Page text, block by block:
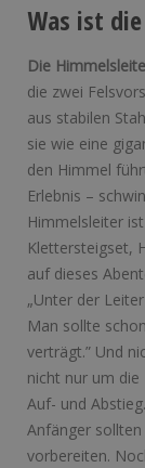
Was ist
Die
die zwei
aus stabilen
sie wie eine
den Himmel
Erlebnis –
Himmelsleiter
Klettersteigset,
auf dieses
„Unter der
Man sollte
verträgt.” Und
nicht nur um
Auf- und
Anfänger
vorbereiten.